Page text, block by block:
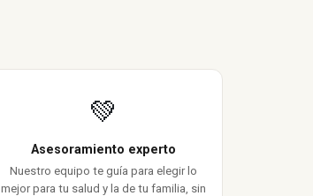
💚
Asesoramiento experto
Nuestro equipo te guía para elegir lo
mejor para tu salud y la de tu familia, sin